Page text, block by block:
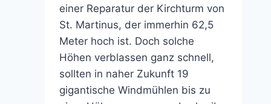
einer Reparatur der Kirchturm von
St. Martinus, der immerhin 62,5
Meter hoch ist. Doch solche
Höhen verblassen ganz schnell,
sollten in naher Zukunft 19
gigantische Windmühlen bis zu